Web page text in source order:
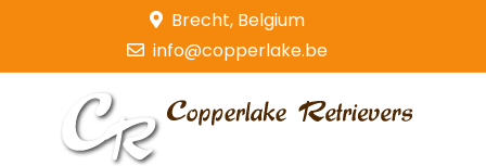
content
Brecht, Belgium
info@copperlake.be